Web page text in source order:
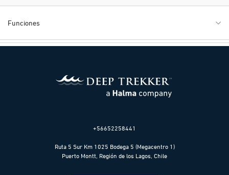
Funciones
+56652258441
Ruta 5 Sur Km 1025 Bodega 5 (Megacentro 1)
Puerto Montt, Región de los Lagos, Chile